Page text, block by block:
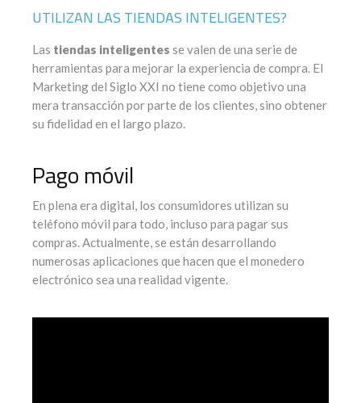
UTILIZAN LAS TIENDAS INTELIGENTES?
Las tiendas inteligentes se valen de una serie de
herramientas para mejorar la experiencia de compra. El
Marketing del Siglo XXI no tiene como objetivo una
mera transacción por parte de los clientes, sino obtener
su fidelidad en el largo plazo.
Pago móvil
En plena era digital, los consumidores utilizan su
teléfono móvil para todo, incluso para pagar sus
compras. Actualmente, se están desarrollando
numerosas aplicaciones que hacen que el monedero
electrónico sea una realidad vigente.